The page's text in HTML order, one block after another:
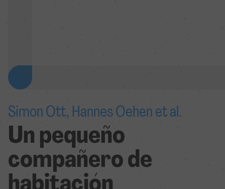
Simon Ott, Hannes Oehen et al.
Un pequeño
compañero de